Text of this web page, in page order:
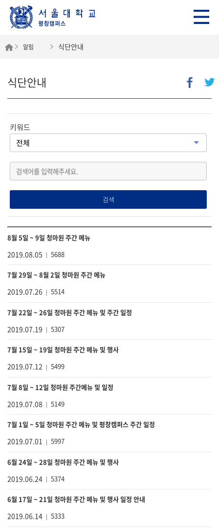
알림 식단안내
식단안내
키워드
검색
8월 5일 ~ 9일 청마원 주간 메뉴
2019.08.05 5688
7월 29일 ~ 8월 2일 청마원 주간 메뉴
2019.07.26 5514
7월 22일 ~ 26일 청마원 주간 메뉴 및 주간 일정
2019.07.19 5307
7월 15일 ~ 19일 청마원 주간 메뉴 및 행사
2019.07.12 5499
7월 8일 ~ 12일 청마원 주간메뉴 및 일정
2019.07.08 5149
7월 1일 ~ 5일 청마원 주간 메뉴 및 평창캠퍼스 주간 일정
2019.07.01 5997
6월 24일 ~ 28일 청마원 주간 메뉴 및 행사
2019.06.24 5374
6월 17일 ~ 21일 청마원 주간 메뉴 및 행사 일정 안내
2019.06.14 5333